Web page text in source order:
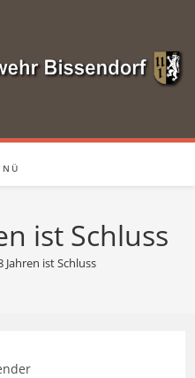
ist Schluss
Jahren ist Schluss